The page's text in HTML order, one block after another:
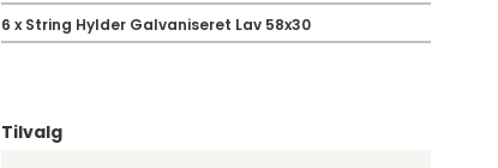
6 xString Hylder Galvaniseret Lav 58x30
Tilvalg